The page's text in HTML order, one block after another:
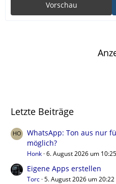
Vorschau
Letzte Beiträge
WhatsApp: Ton aus nur
möglich?
Honk 6. August 2026 um 10:25
Eigene Apps erstellen
Torc 5. August 2026 um 20:22